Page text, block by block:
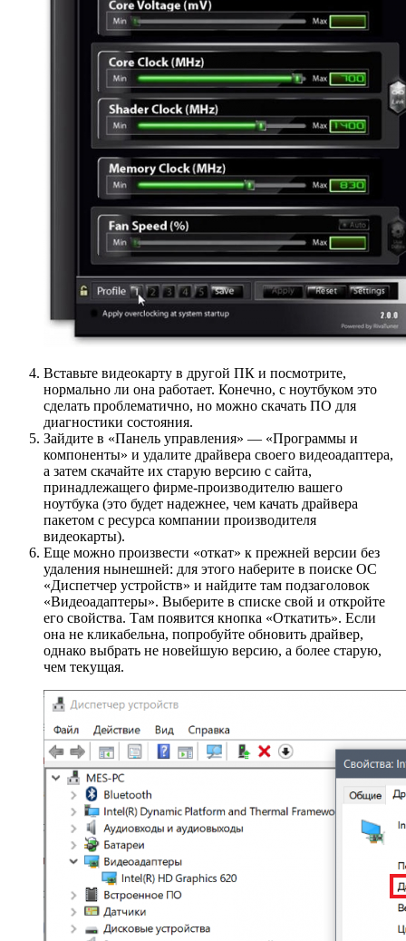
Вставьте видеокарту в другой ПК и посмотрите,
нормально ли она работает. Конечно, с ноутбуком это
сделать проблематично, но можно скачать ПО для
диагностики состояния.
Зайдите в «Панель управления» — «Программы и
компоненты» и удалите драйвера своего видеоадаптера,
а затем скачайте их старую версию с сайта,
принадлежащего фирме-производителю вашего
ноутбука (это будет надежнее, чем качать драйвера
пакетом с ресурса компании производителя
видеокарты).
Еще можно произвести «откат» к прежней версии без
удаления нынешней: для этого наберите в поиске ОС
«Диспетчер устройств» и найдите там подзаголовок
«Видеоадаптеры». Выберите в списке свой и откройте
его свойства. Там появится кнопка «Откатить». Если
она не кликабельна, попробуйте обновить драйвер,
однако выбрать не новейшую версию, а более старую,
чем текущая.